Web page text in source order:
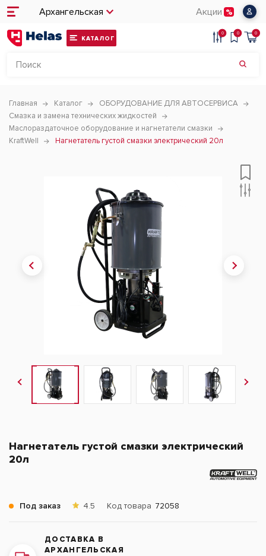
Архангельская Акции
КАТАЛОГ
0 0 0
Главная Каталог
ОБОРУДОВАНИЕ ДЛЯ АВТОСЕРВИСА
Смазка и замена технических жидкостей
Маслораздаточное оборудование и нагнетатели смазки
KraftWell
Нагнетатель густой смазки электрический 20л
Нагнетатель густой смазки электрический
20л
Под заказ 4.5 Код товара 72058
ДОСТАВКА В
АРХАНГЕЛЬСКАЯ